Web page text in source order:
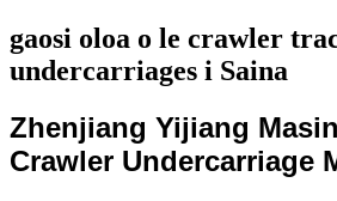
gaosi oloa o le crawler
undercarriages i Saina
Zhenjiang Yijiang
Crawler Undercarriage